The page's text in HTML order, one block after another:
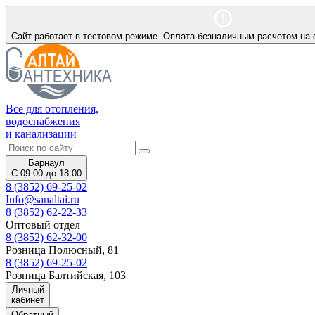
Сайт работает в тестовом режиме. Оплата безналичным расчетом на
Все для отопления,
водоснабжения
и канализации
Барнаул
С 09:00 до 18:00
8 (3852) 69-25-02
Info@sanaltai.ru
8 (3852) 62-22-33
Оптовый отдел
8 (3852) 62-32-00
Розница Полюсный, 81
8 (3852) 69-25-02
Розница Балтийская, 103
Личный
кабинет